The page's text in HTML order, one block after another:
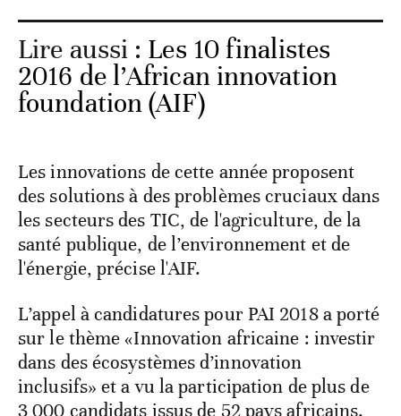
Lire aussi : Les 10 finalistes
2016 de l’African innovation
foundation (AIF)
Les innovations de cette année proposent
des solutions à des problèmes cruciaux dans
les secteurs des TIC, de l'agriculture, de la
santé publique, de l’environnement et de
l'énergie, précise l'AIF.
L’appel à candidatures pour PAI 2018 a porté
sur le thème «Innovation africaine : investir
dans des écosystèmes d’innovation
inclusifs» et a vu la participation de plus de
3 000 candidats issus de 52 pays africains.